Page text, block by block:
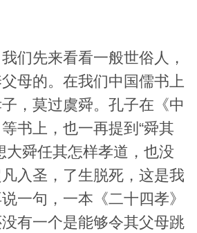
们先来看看一般世俗人，
母的。在我们中国儒书上
，莫过虞舜。孔子在《中
书上，也一再提到“舜其
大舜任其怎样孝道，也没
入圣，了生脱死，这是我
一句，一本《二十四孝》
有一个是能够令其父母跳